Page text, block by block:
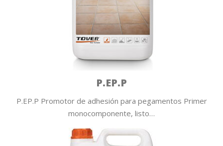
P.EP.P
P.EP.P Promotor de adhesión para pegamentos Primer
monocomponente, listo…